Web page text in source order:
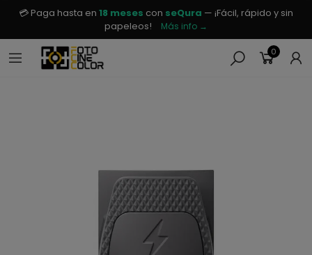
💳 Paga hasta en 18 meses con seQura — ¡Fácil, rápido y sin
papeleos!
Más info →
0